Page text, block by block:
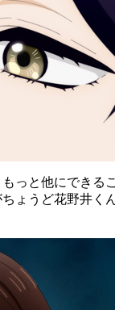
っと他にできる
ょうど花野井く